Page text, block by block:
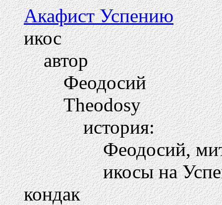
Акафист Успению
икос
автор
Феодосий
Theodosy
история:
Феодосий,
икосы на
кондак